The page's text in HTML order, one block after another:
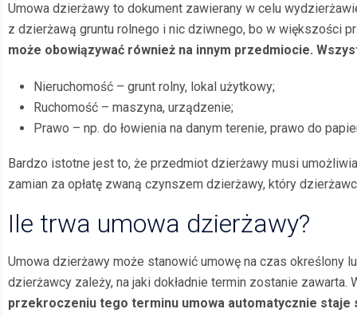
Umowa dzierżawy to dokument zawierany w celu
z dzierżawą gruntu rolnego i nic dziwnego, bo w większości
może obowiązywać również na innym przedmiocie.
Nieruchomość – grunt rolny, lokal użytkowy;
Ruchomość – maszyna, urządzenie;
Prawo – np. do łowienia na danym terenie, prawo do
Bardzo istotne jest to, że przedmiot dzierżawy musi
zamian za opłatę zwaną czynszem dzierżawy, który
Ile trwa umowa dzierżawy?
Umowa dzierżawy może stanowić umowę na czas określony
dzierżawcy zależy, na jaki dokładnie termin zostanie zawarta.
przekroczeniu tego terminu umowa automatycznie staje